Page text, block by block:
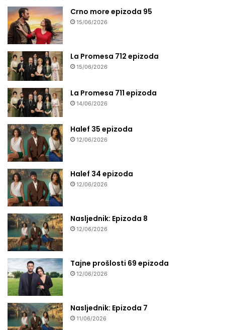
Crno more epizoda 95
15/06/2026
La Promesa 712 epizoda
15/06/2026
La Promesa 711 epizoda
14/06/2026
Halef 35 epizoda
12/06/2026
Halef 34 epizoda
12/06/2026
Nasljednik: Epizoda 8
12/06/2026
Tajne prošlosti 69 epizoda
12/06/2026
Nasljednik: Epizoda 7
11/06/2026